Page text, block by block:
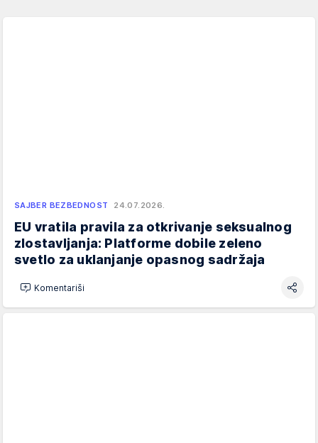
SAJBER BEZBEDNOST 24.07.2026.
EU vratila pravila za otkrivanje seksualnog
zlostavljanja: Platforme dobile zeleno
svetlo za uklanjanje opasnog sadržaja
Komentariši